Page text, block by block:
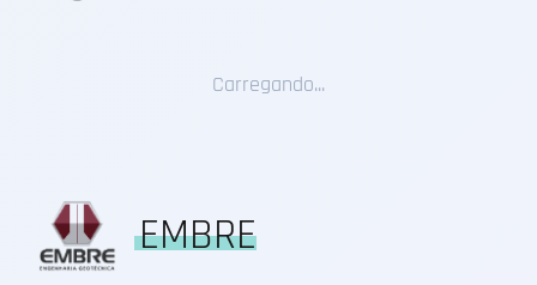
Carregando...
EMBRE